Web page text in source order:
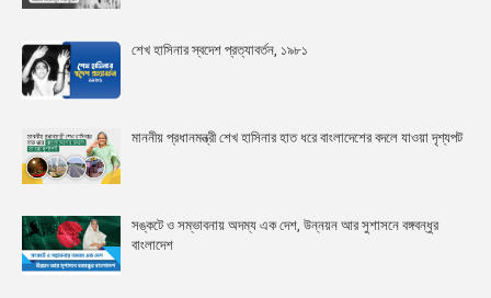
শেখ হাসিনার স্বদেশ প্রত্যাবর্তন, ১৯৮১
মাননীয় প্রধানমন্ত্রী শেখ হাসিনার হাত ধরে বাংলাদেশের বদলে যাওয়া দৃশ্যপট
সঙ্কটে ও সম্ভাবনায় অদম্য এক দেশ, উন্নয়ন আর সুশাসনে বঙ্গবন্ধুর
বাংলাদেশ